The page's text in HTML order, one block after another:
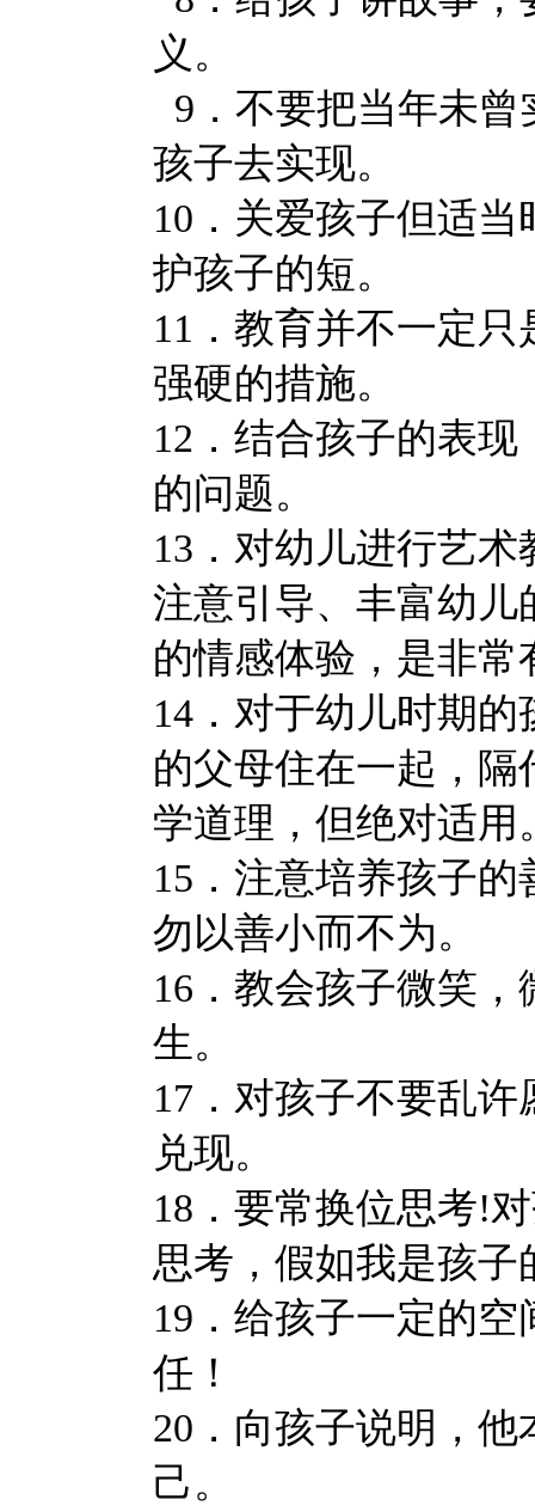
义。
9．不要把当年未
孩子去实现。
10．关爱孩子但适
护孩子的短。
11．教育并不一定
强硬的措施。
12．结合孩子的表
的问题。
13．对幼儿进行艺
注意引导、丰富幼
的情感体验，是非常
14．对于幼儿时期
的父母住在一起，
学道理，但绝对适用
15．注意培养孩子
勿以善小而不为。
16．教会孩子微笑
生。
17．对孩子不要乱
兑现。
18．要常换位思考!
思考，假如我是孩
19．给孩子一定的
任！
20．向孩子说明，
己。